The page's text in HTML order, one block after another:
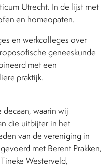
Utrecht. In de lijst met
en homeopaten.
en werkcolleges over
geneeskunde
met een
praktijk.
waarin wij
die uitbijter in het
van de vereniging in
met Berent Prakken,
Westerveld,